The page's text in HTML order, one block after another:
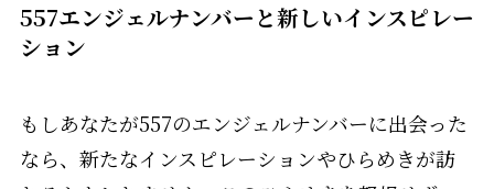
557エンジェルナンバーと新しいインスピレー
ション
もしあなたが557のエンジェルナンバーに出会った
なら、新たなインスピレーションやひらめきが訪